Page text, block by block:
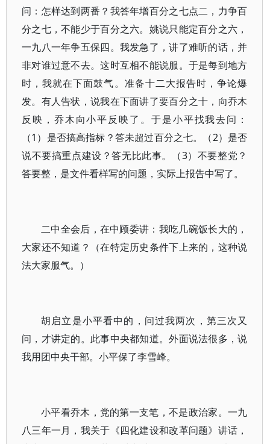
问：怎样达到两番？我答年增百分之七点二，力争百
分之七，不能少于百分之六。姚说只能定百分之六，
一九八一年争五保四。我发急了，讲了难听的话，并
非对谁过意不去。这时互相不能说服。于是每到地方
时，我就在下面鼓气。准备十二大报告时，争论爆
发。有人告状，说我在下面讲了要百分之十，向乔木
反映，乔木向小平反映了。于是小平找我去问：
（1）是否搞高指标？答未超过百分之七。（2）是否
说不要搞重点建设？答无比此事。（3）不要整党？
答要整，是文件看样写的问题，实际上报告中写了。
二中全会后，在中顾委讲：我吃几碗饭长大的，
大家还不知道？（在特定历史条件下上来的，这种说
法大家服气。）
胡启立是小平看中的，问过我两次，第三次又
问，才讲定的。此事中央都知道。外面说法很多，说
我用团中央干部。小平保了李雪峰。
小平看乔木，党的第一支笔，不是政治家。一九
八三年一月，我关于《四化建设和改革问题》讲话，